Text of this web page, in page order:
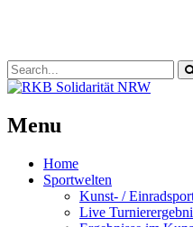
Menu
Home
Sportwelten
Kunst- /
Live